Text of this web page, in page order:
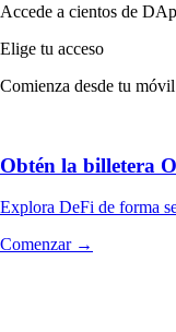
Accede a cientos de
Elige tu acceso
Comienza desde tu
Obtén la billetera
Explora DeFi de forma
Comenzar →